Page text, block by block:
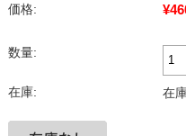
価格:
数量:
在庫: 在